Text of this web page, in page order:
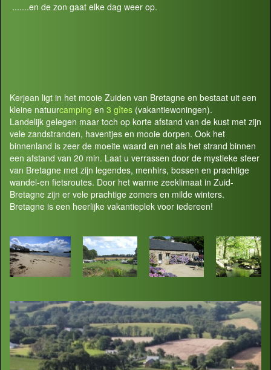
.......en de zon gaat elke dag weer op.
Kerjean ligt in het mooie Zuiden van Bretagne en bestaat uit een
kleine natuurcamping en 3 gîtes (vakantiewoningen).
Landelijk gelegen maar toch op korte afstand van de kust met zijn
vele zandstranden, haventjes en mooie dorpen. Ook het
binnenland is zeer de moeite waard en net als het strand binnen
een afstand van 20 min. Laat u verrassen door de mystieke sfeer
van Bretagne met zijn legendes, menhirs, bossen en prachtige
wandel-en fietsroutes. Door het warme zeeklimaat in Zuid-
Bretagne zijn er vele prachtige zomers en milde winters.
Bretagne is een heerlijke vakantieplek voor iedereen!